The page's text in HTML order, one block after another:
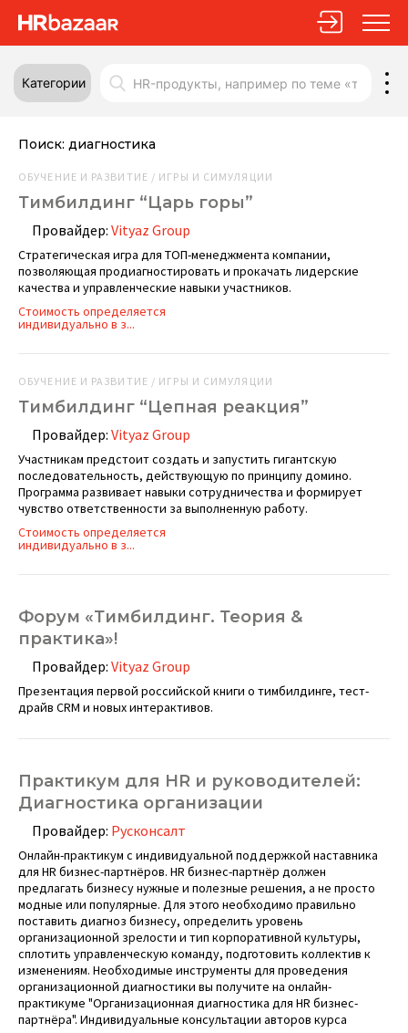
Категории
Поиск: диагностика
ОБУЧЕНИЕ И РАЗВИТИЕ / ИГРЫ И СИМУЛЯЦИИ
Тимбилдинг “Царь горы”
Провайдер: Vityaz Group
Стратегическая игра для ТОП-менеджмента компании,
позволяющая продиагностировать и прокачать лидерские
качества и управленческие навыки участников.
Стоимость определяется
индивидуально в з...
ОБУЧЕНИЕ И РАЗВИТИЕ / ИГРЫ И СИМУЛЯЦИИ
Тимбилдинг “Цепная реакция”
Провайдер: Vityaz Group
Участникам предстоит создать и запустить гигантскую
последовательность, действующую по принципу домино.
Программа развивает навыки сотрудничества и формирует
чувство ответственности за выполненную работу.
Стоимость определяется
индивидуально в з...
Форум «Тимбилдинг. Теория &
практика»!
Провайдер: Vityaz Group
Презентация первой российской книги о тимбилдинге, тест-
драйв CRM и новых интерактивов.
Практикум для HR и руководителей:
Диагностика организации
Провайдер: Русконсалт
Онлайн-практикум с индивидуальной поддержкой наставника
для HR бизнес-партнёров. HR бизнес-партнёр должен
предлагать бизнесу нужные и полезные решения, а не просто
модные или популярные. Для этого необходимо правильно
поставить диагноз бизнесу, определить уровень
организационной зрелости и тип корпоративной культуры,
сплотить управленческую команду, подготовить коллектив к
изменениям. Необходимые инструменты для проведения
организационной диагностики вы получите на онлайн-
практикуме "Организационная диагностика для HR бизнес-
партнёра". Индивидуальные консультации авторов курса